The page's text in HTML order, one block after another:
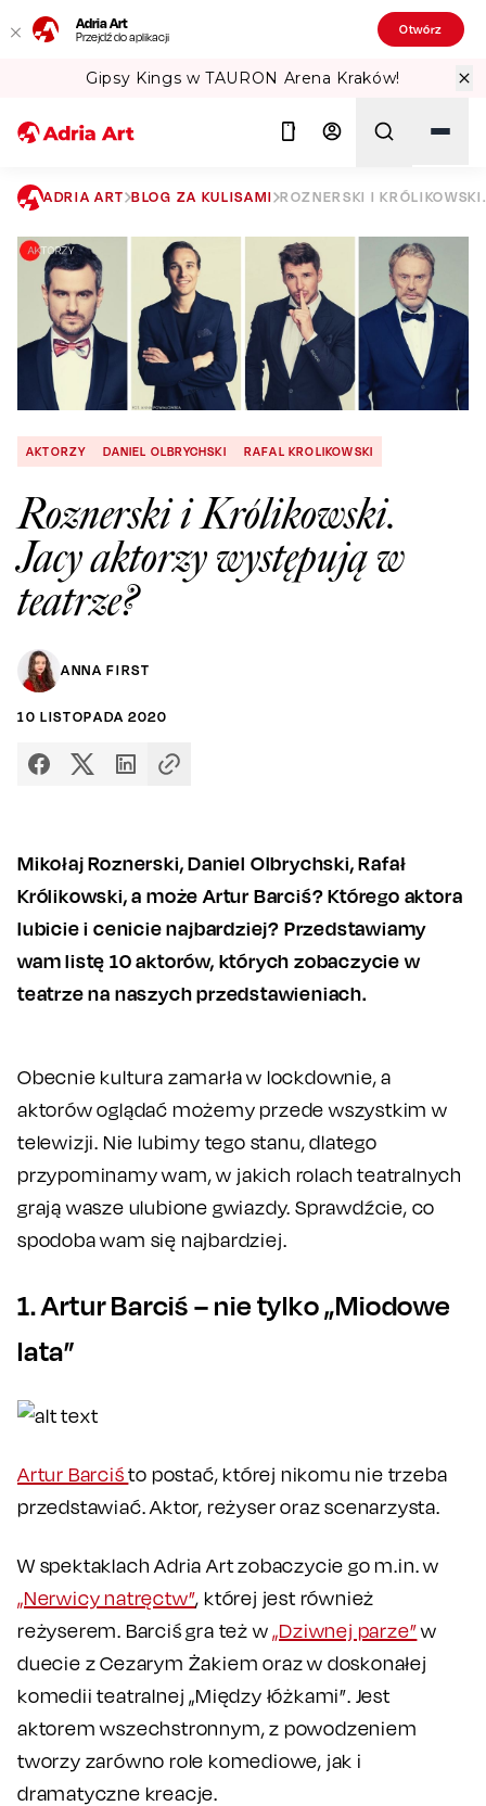
Adria Art
Przejdź do aplikacji Otwórz
Gipsy Kings w TAURON Arena Kraków!
ADRIA ART BLOG ZA KULISAMI ROZNERSKI I
AKTORZY DANIEL OLBRYCHSKI RAFAL KROLIKOWSKI
Roznerski i Królikowski.
Jacy aktorzy występują w
teatrze?
ANNA FIRST
10 LISTOPADA 2020
Mikołaj Roznerski, Daniel Olbrychski, Rafał
Królikowski, a może Artur Barciś? Którego aktora
lubicie i cenicie najbardziej? Przedstawiamy
wam listę 10 aktorów, których zobaczycie w
teatrze na naszych przedstawieniach.
Obecnie kultura zamarła w lockdownie, a
aktorów oglądać możemy przede wszystkim w
telewizji. Nie lubimy tego stanu, dlatego
przypominamy wam, w jakich rolach teatralnych
grają wasze ulubione gwiazdy. Sprawdźcie, co
spodoba wam się najbardziej.
1. Artur Barciś – nie tylko „Miodowe
lata”
Artur Barciśto postać, której nikomu nie trzeba
przedstawiać. Aktor, reżyser oraz scenarzysta.
W spektaklach Adria Art zobaczycie go m.in. w
„Nerwicy natręctw”, której jest również
reżyserem. Barciś gra też w„Dziwnej parze”w
duecie z Cezarym Żakiem oraz w doskonałej
komedii teatralnej „Między łóżkami”. Jest
aktorem wszechstronnym, z powodzeniem
tworzy zarówno role komediowe, jak i
dramatyczne kreacje.